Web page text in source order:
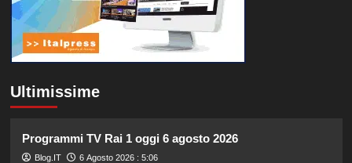
Ultimissime
Programmi TV Rai 1 oggi 6 agosto 2026
Blog.IT 6 Agosto 2026 : 5:06